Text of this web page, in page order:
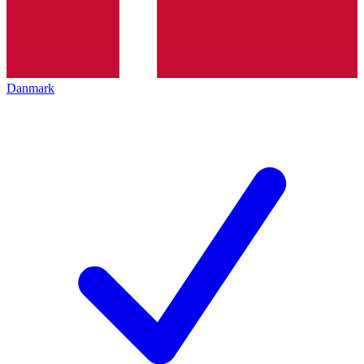
Danmark